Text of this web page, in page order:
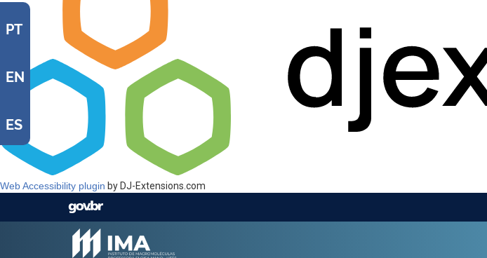
Web Accessibility plugin by DJ-Extensions.com
PT
EN
ES